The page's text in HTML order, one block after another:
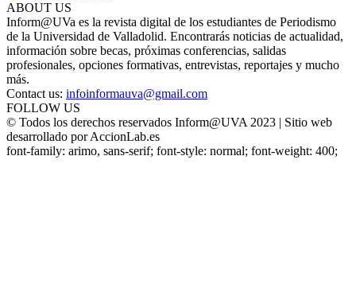
ABOUT US
Inform@UVa es la revista digital de los estudiantes de Periodismo
de la Universidad de Valladolid. Encontrarás noticias de actualidad,
información sobre becas, próximas conferencias, salidas
profesionales, opciones formativas, entrevistas, reportajes y mucho
más.
Contact us: infoinformauva@gmail.com
FOLLOW US
© Todos los derechos reservados Inform@UVA 2023 | Sitio web
desarrollado por AccionLab.es
font-family: arimo, sans-serif; font-style: normal; font-weight: 400;